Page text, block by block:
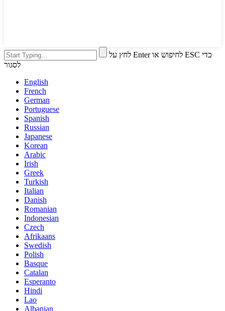
לחץ על Enter לחיפוש או ESC כדי
לסגור
English
French
German
Portuguese
Spanish
Russian
Japanese
Korean
Arabic
Irish
Greek
Turkish
Italian
Danish
Romanian
Indonesian
Czech
Afrikaans
Swedish
Polish
Basque
Catalan
Esperanto
Hindi
Lao
Albanian